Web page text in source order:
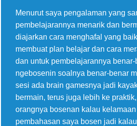
Menurut saya pengalaman yang
pembelajarannya menarik dan
diajarkan cara menghafal yang
membuat plan belajar dan cara
dan untuk pembelajarannya
ngebosenin soalnya benar-benar
sesi ada brain gamesnya jadi
bermain, terus juga lebih ke
orangnya bosenan kalau
pembahasan saya bosen jadi